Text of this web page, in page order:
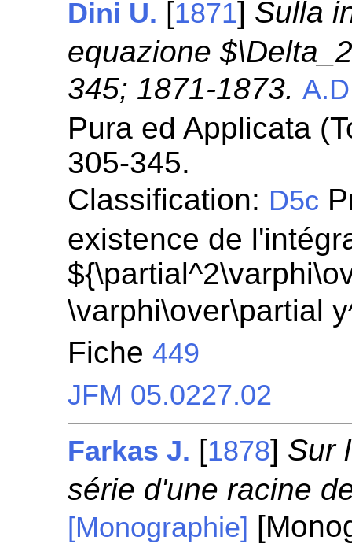
Dini U. [1871] Sulla
equazione
345; 1871-1873.
Pura ed Applicata
305-345.
Classification: D5c
existence de
\varphi\over\partial
Fiche449
JFM 05.0227.02
Farkas J. [1878] Sur
série d'une racine
[Monographie]